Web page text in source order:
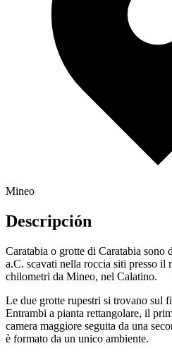
Mineo
Descripción
Caratabia o grotte di Caratabia
a.C. scavati nella roccia siti presso il
chilometri da Mineo, nel Calatino.
Le due grotte rupestri si trovano sul
Entrambi a pianta rettangolare, il
camera maggiore seguita da una
è formato da un unico ambiente.